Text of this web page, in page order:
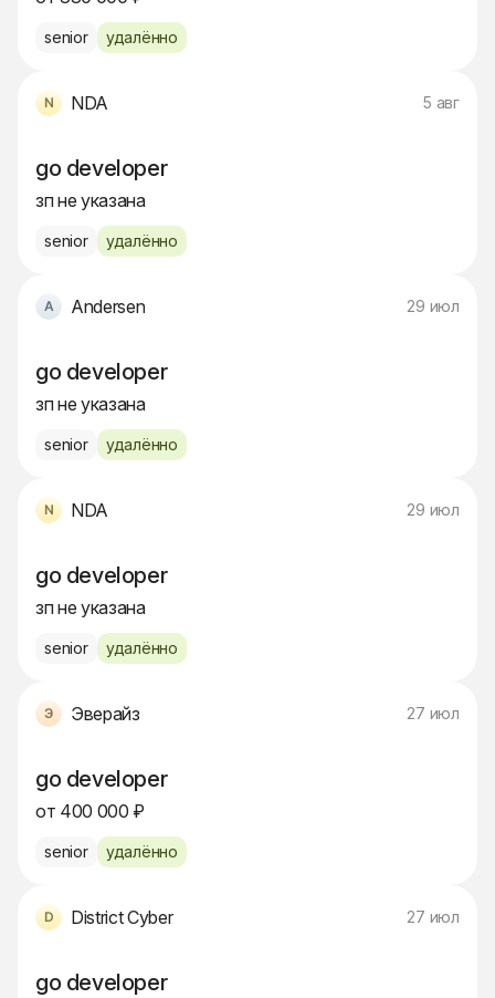
senior удалённо
NDA 5 авг
go developer
зп не указана
senior удалённо
Andersen 29 июл
go developer
зп не указана
senior удалённо
NDA 29 июл
go developer
зп не указана
senior удалённо
Эверайз 27 июл
go developer
от 400 000 ₽
senior удалённо
District Cyber 27 июл
go developer